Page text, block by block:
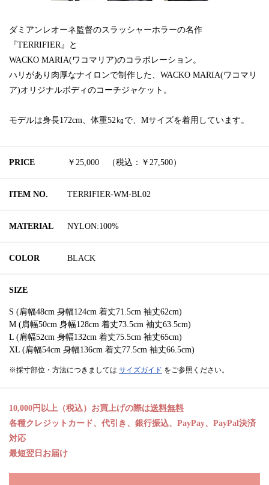
ダミアンレオーネ監督のスラッシャーホラーの名作
『TERRIFIER』と
WACKO MARIA(ワコマリア)のコラボレーション。
ハリがあり肉厚なナイロンで制作した、WACKO MARIA(ワコマリ
ア)オリジナルボディのコーチジャケット。
モデルは身長172cm、体重52㎏で、Mサイズを着用しています。
PRICE ￥25,000 （税込：￥27,500）
ITEM NO. TERRIFIER-WM-BL02
MATERIAL NYLON:100%
COLOR BLACK
SIZE
S (肩幅48cm 身幅124cm 着丈71.5cm 袖丈62cm)
M (肩幅50cm 身幅128cm 着丈73.5cm 袖丈63.5cm)
L (肩幅52cm 身幅132cm 着丈75.5cm 袖丈65cm)
XL (肩幅54cm 身幅136cm 着丈77.5cm 袖丈66.5cm)
※採寸部位・方法につきましては サイズガイド をご参照ください。
10,000円以上（税込）お買上げの際は送料無料
各種クレジットカード、代引き、銀行振込、PayPay、PayPal決済
対応
最短翌日お届け